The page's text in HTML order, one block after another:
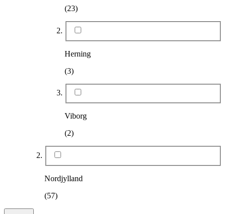
(23)
Herning
(3)
Viborg
(2)
Nordjylland
(57)